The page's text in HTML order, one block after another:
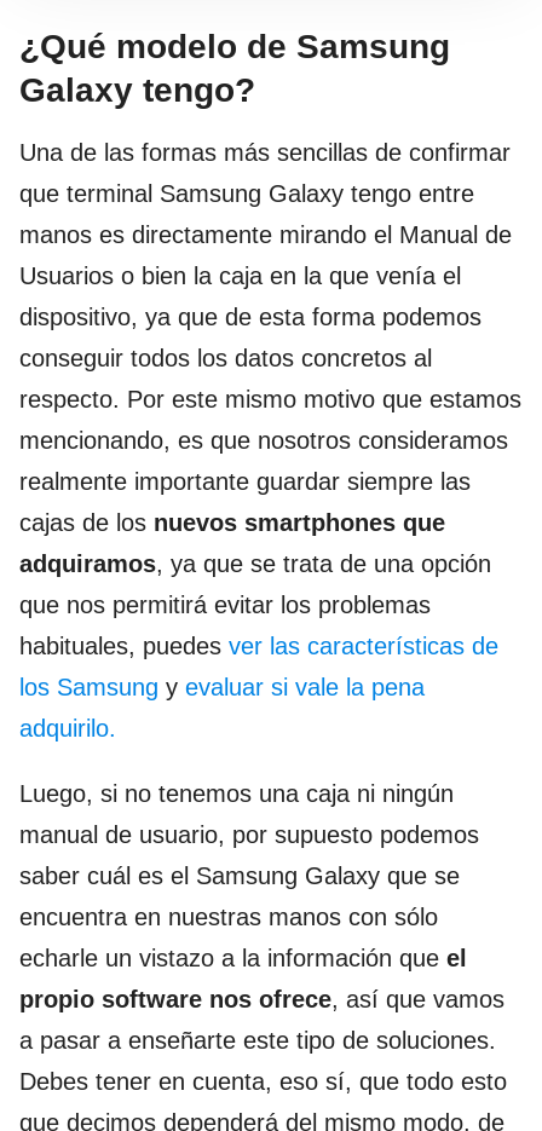
¿Qué modelo de Samsung
Galaxy tengo?
Una de las formas más sencillas de confirmar
que terminal Samsung Galaxy tengo entre
manos es directamente mirando el Manual de
Usuarios o bien la caja en la que venía el
dispositivo, ya que de esta forma podemos
conseguir todos los datos concretos al
respecto. Por este mismo motivo que estamos
mencionando, es que nosotros consideramos
realmente importante guardar siempre las
cajas de los nuevos smartphones que
adquiramos, ya que se trata de una opción
que nos permitirá evitar los problemas
habituales, puedes ver las características de
los Samsung y evaluar si vale la pena
adquirilo.
Luego, si no tenemos una caja ni ningún
manual de usuario, por supuesto podemos
saber cuál es el Samsung Galaxy que se
encuentra en nuestras manos con sólo
echarle un vistazo a la información que el
propio software nos ofrece, así que vamos
a pasar a enseñarte este tipo de soluciones.
Debes tener en cuenta, eso sí, que todo esto
que decimos dependerá del mismo modo, de